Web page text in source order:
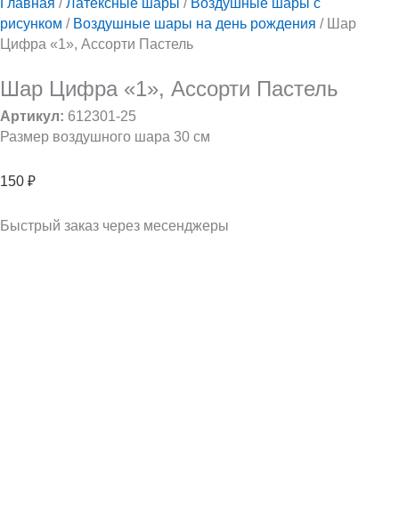
Главная / Латексные шары / Воздушные шары с
рисунком / Воздушные шары на день рождения / Шар
Цифра «1», Ассорти Пастель
Шар Цифра «1», Ассорти Пастель
Артикул: 612301-25
Размер воздушного шара 30 см
150 ₽
Быстрый заказ через месенджеры